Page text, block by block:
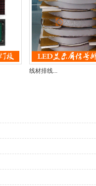
线材排线...